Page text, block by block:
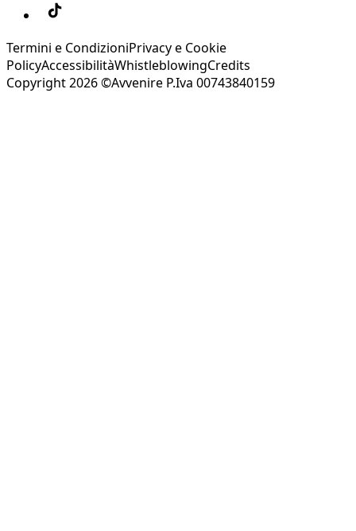
Termini e CondizioniPrivacy e Cookie
PolicyAccessibilitàWhistleblowingCredits
Copyright 2026 ©Avvenire P.Iva 00743840159